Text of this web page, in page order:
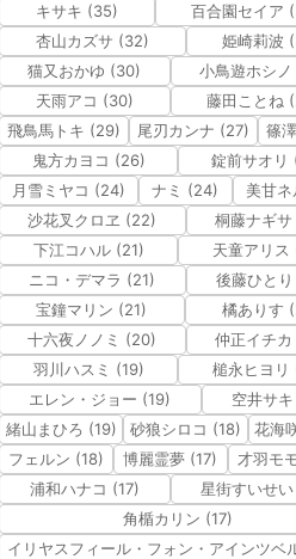
キサキ (35)
百合園セイア
杏山カズサ (32)
姫崎莉波
猫又おかゆ (30)
小鳥遊ホシ
天雨アコ (30)
藤田ことね
飛鳥馬トキ (29)
尾刃カンナ (27)
篠
鬼方カヨコ (26)
錠前サオリ
月雪ミヤコ (24)
ナミ (24)
美甘
沙花叉クロヱ (22)
桐藤ナギ
下江コハル (21)
天童アリス
ニコ・デマラ (21)
後藤ひと
宝鐘マリン (21)
橘ありす
十六夜ノノミ (20)
仲正イチ
羽川ハスミ (19)
槌永ヒヨリ
エレン・ジョー (19)
空井サ
緒山まひろ (19)
砂狼シロコ (18)
花海
フェルン (18)
博麗霊夢 (17)
才羽モ
浦和ハナコ (17)
星街すいせ
角楯カリン (17)
イリヤスフィール・フォン・アインツベ